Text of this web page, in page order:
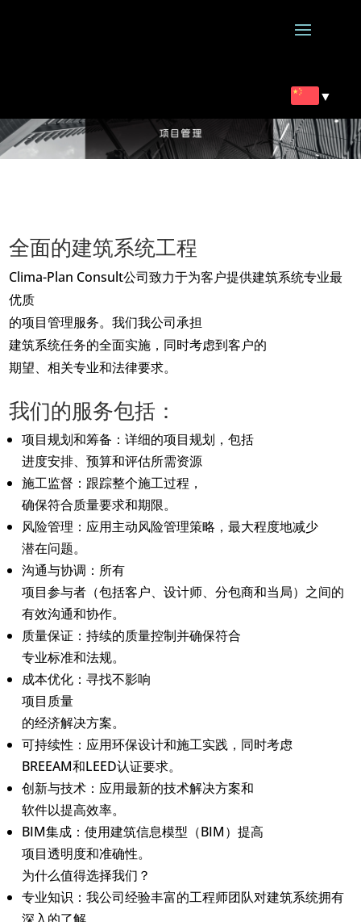
▼
全面的建筑系统工程
Clima-Plan Consult公司致力于为客户提供建筑系统专业最
优质
的项目管理服务。我们我公司承担
建筑系统任务的全面实施，同时考虑到客户的
期望、相关专业和法律要求。
我们的服务包括：
项目规划和筹备 ：详细的项目规划，包括
进度安排、预算和评估所需资源
施工监督 ：跟踪整个施工过程，
确保符合质量要求和期限。
风险管理 ：应用主动风险管理策略，最大程度地减少
潜在问题。
沟通与协调 ：所有
项目参与者（包括客户、设计师、分包商和当局）之间的
有效沟通和协作。
质量保证 ：持续的质量控制并确保符合
专业标准和法规。
成本优化 ：寻找不影响
项目质量
的经济解决方案。
可持续性 ：应用环保设计和施工实践，同时考虑
BREEAM和LEED认证要求。
创新与技术 ：应用最新的技术解决方案和
软件以提高效率。
BIM集成 ：使用建筑信息模型（BIM）提高
项目透明度和准确性。
为什么值得选择我们？
专业知识 ：我公司经验丰富的工程师团队对建筑系统拥有